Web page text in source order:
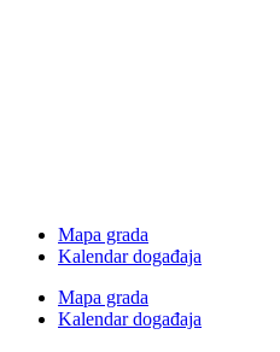
Mapa grada
Kalendar događaja
Mapa grada
Kalendar događaja